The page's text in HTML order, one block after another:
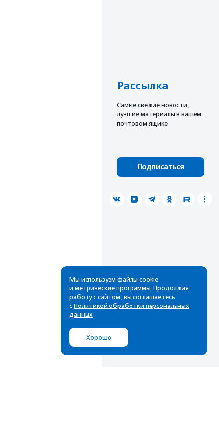
Рассылка
Cамые свежие новости,
лучшие материалы в вашем
почтовом ящике
Подписаться
Мы используем файлы cookie
и метрические программы. Продолжая
работу с сайтом, вы соглашаетесь
с Политикой обработки персональных
данных
Хорошо